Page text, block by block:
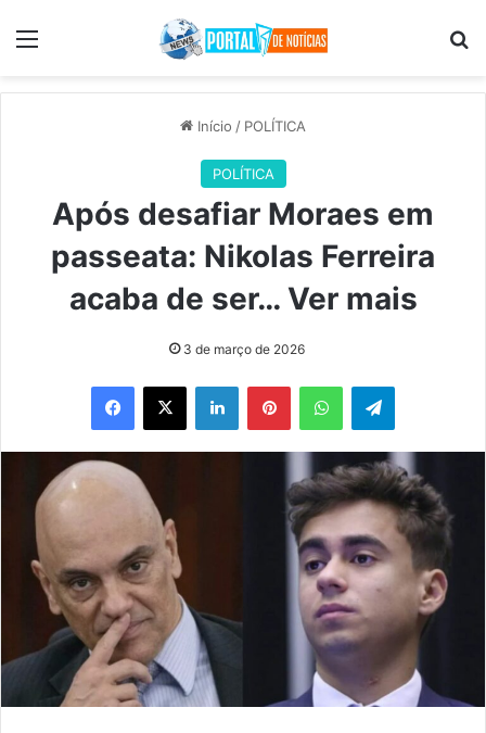
Menu
Início / POLÍTICA
POLÍTICA
Após desafiar Moraes em
passeata: Nikolas Ferreira
acaba de ser… Ver mais
3 de março de 2026
Facebook
X LinkedinPinterestWhatsAppTelegram